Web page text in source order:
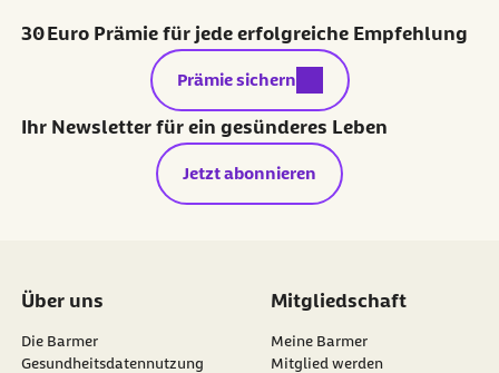
30 Euro Prämie für jede erfolgreiche Empfehlung
externer Link:
Prämie sichern
Ihr Newsletter für ein gesünderes Leben
Jetzt abonnieren
Über uns
Die Barmer
Gesundheitsdatennutzung
Mitgliedschaft
Meine Barmer
Mitglied werden